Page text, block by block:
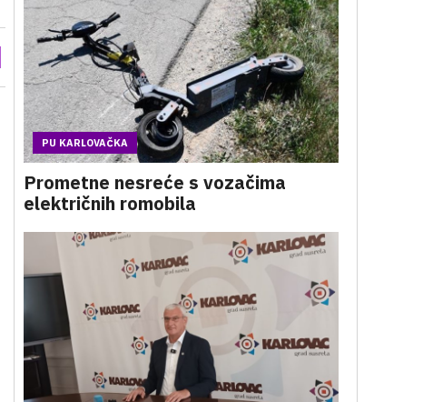
PU KARLOVAČKA
Prometne nesreće s vozačima
električnih romobila